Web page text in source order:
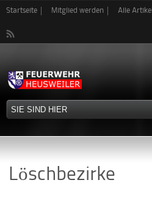
Direkt
Startseite Mitglied werden Alle Artikel
Löschbezirke